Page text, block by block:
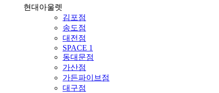
현대아울렛
김포점
송도점
대전점
SPACE 1
동대문점
가산점
가든파이브점
대구점